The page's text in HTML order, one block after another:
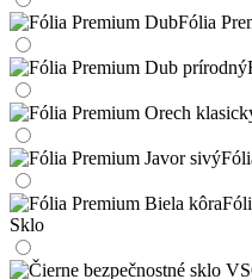
Fólia
Sklo